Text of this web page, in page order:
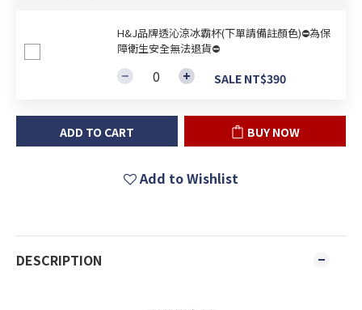
H&J品牌透沁涼冰霸杯(下單請備註顏色)⛔為保
障衛生安全無法退貨⛔
SALE NT$390
ADD TO CART BUY NOW
Add to Wishlist
DESCRIPTION